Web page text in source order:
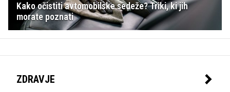
Kako očistiti avtomobilske sedeže? Triki, ki jih
morate poznati
ZDRAVJE